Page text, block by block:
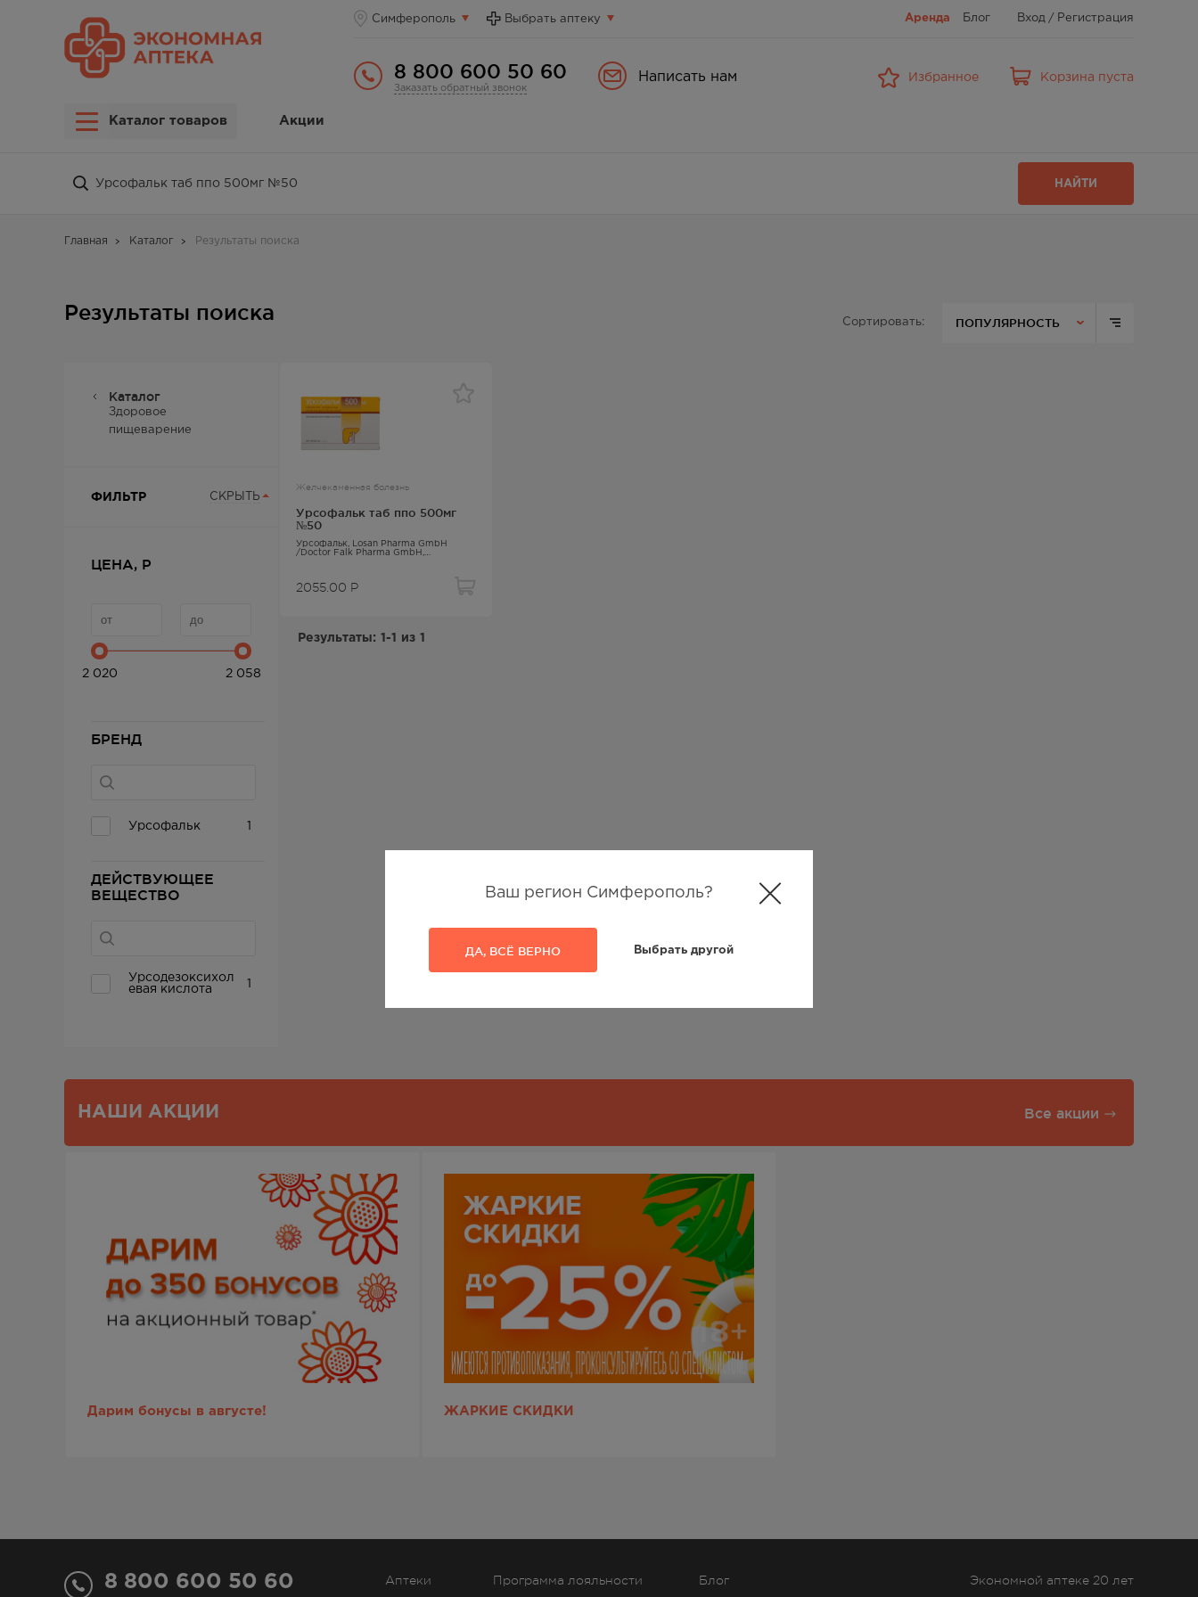
Симферополь
Ваш регион Симферополь?
ДА, ВСЁ ВЕРНО Выбрать другой
Выбрать аптеку Аренда Блог Вход / Регистрация
8 800 600 50 60
Заказать обратный звонок
Написать нам Избранное Корзина пуста
Каталог товаров Акции
НАЙТИ
Главная Каталог Результаты поиска
Результаты поиска Сортировать: ПОПУЛЯРНОСТЬ
Каталог
Здоровое
пищеварение
ФИЛЬТР СКРЫТЬ
ЦЕНА, Р
2 020 2 058
БРЕНД
Урсофальк 1
ДЕЙСТВУЮЩЕЕ
ВЕЩЕСТВО
Урсодезоксихол
евая кислота
1
Желчекаменная болезнь
Урсофальк таб ппо 500мг
№50
Урсофальк , Losan Pharma GmbH
/Doctor Falk Pharma GmbH,
2055.00 Р
Результаты: 1-1 из 1
НАШИ АКЦИИ Все акции
Дарим бонусы в августе! ЖАРКИЕ СКИДКИ
8 800 600 50 60 Аптеки Программа лояльности Блог Экономной аптеке 20 лет